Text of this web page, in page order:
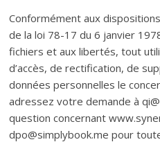
Conformément aux
de la loi 78-17 du 6 janvier
fichiers et aux libertés, tout
d’accès, de rectification, de
données personnelles le
adressez votre demande à
question concernant
dpo@simplybook.me pour